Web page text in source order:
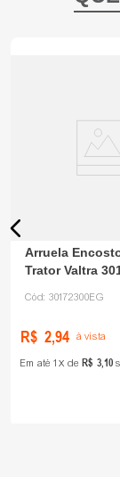
Arruela
Trator Valtra
Cód: 30172300EG
R$ 2,94 à vista
Em até 1 de R$ 310